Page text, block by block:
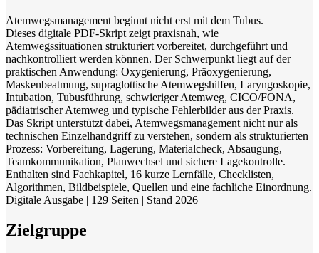
Atemwegsmanagement beginnt nicht erst mit dem Tubus.
Dieses digitale PDF-Skript zeigt praxisnah, wie
Atemwegssituationen strukturiert vorbereitet, durchgeführt und
nachkontrolliert werden können. Der Schwerpunkt liegt auf der
praktischen Anwendung: Oxygenierung, Präoxygenierung,
Maskenbeatmung, supraglottische Atemwegshilfen, Laryngoskopie,
Intubation, Tubusführung, schwieriger Atemweg, CICO/FONA,
pädiatrischer Atemweg und typische Fehlerbilder aus der Praxis.
Das Skript unterstützt dabei, Atemwegsmanagement nicht nur als
technischen Einzelhandgriff zu verstehen, sondern als strukturierten
Prozess: Vorbereitung, Lagerung, Materialcheck, Absaugung,
Teamkommunikation, Planwechsel und sichere Lagekontrolle.
Enthalten sind Fachkapitel, 16 kurze Lernfälle, Checklisten,
Algorithmen, Bildbeispiele, Quellen und eine fachliche Einordnung.
Digitale Ausgabe | 129 Seiten | Stand 2026
Zielgruppe